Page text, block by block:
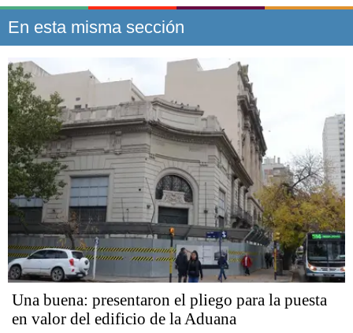
En esta misma sección
Una buena: presentaron el pliego para la puesta
en valor del edificio de la Aduana